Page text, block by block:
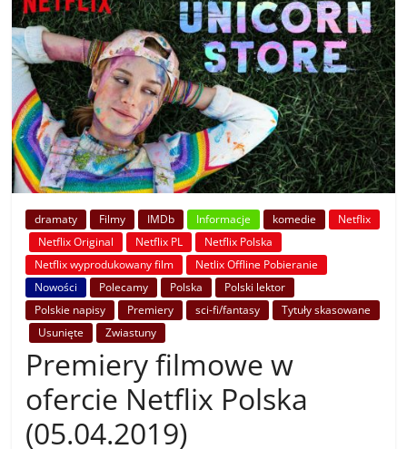
dramaty Filmy IMDb Informacje komedie
Netflix
Netflix Original
Netflix PL
Netflix Polska
Netflix wyprodukowany film
Netlix Offline Pobieranie
Nowości
Polecamy Polska
Polski lektor
Polskie napisy
Premiery sci-fi/fantasy
Tytuły skasowane
Usunięte
Zwiastuny
Premiery filmowe w
ofercie Netflix Polska
(05.04.2019)